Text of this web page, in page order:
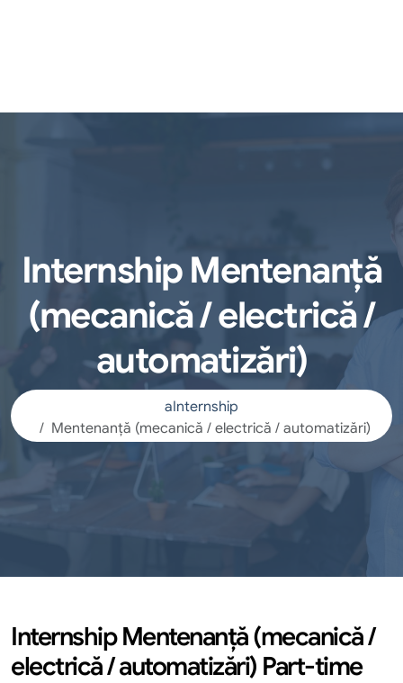
Internship Mentenanță
(mecanică / electrică /
automatizări)
aInternship
Mentenanță (mecanică / electrică / automatizări)
Internship Mentenanță (mecanică /
electrică / automatizări) Part-time